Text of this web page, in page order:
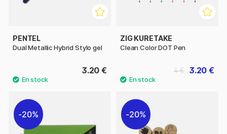
PENTEL
Dual Metallic Hybrid Stylo gel
3.20 €
ZIG KURETAKE
Clean Color DOT Pen
3.20 €
4 €
20% 20%